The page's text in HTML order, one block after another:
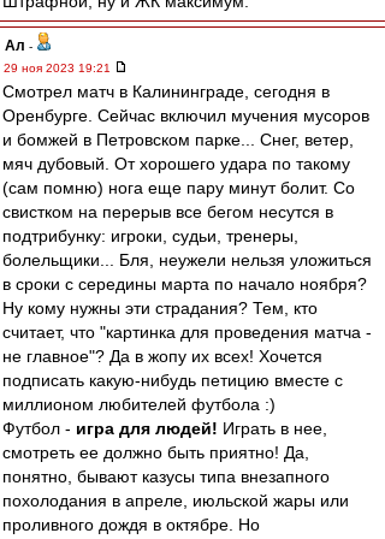
Ал -
29 ноя 2023 19:21
Смотрел матч в Калининграде, сегодня в
Оренбурге. Сейчас включил мучения мусоров
и бомжей в Петровском парке... Снег, ветер,
мяч дубовый. От хорошего удара по такому
(сам помню) нога еще пару минут болит. Со
свистком на перерыв все бегом несутся в
подтрибунку: игроки, судьи, тренеры,
болельщики... Бля, неужели нельзя уложиться
в сроки с середины марта по начало ноября?
Ну кому нужны эти страдания? Тем, кто
считает, что "картинка для проведения матча -
не главное"? Да в жопу их всех! Хочется
подписать какую-нибудь петицию вместе с
миллионом любителей футбола :)
Футбол - игра для людей! Играть в нее,
смотреть ее должно быть приятно! Да,
понятно, бывают казусы типа внезапного
похолодания в апреле, июльской жары или
проливного дождя в октябре. Но